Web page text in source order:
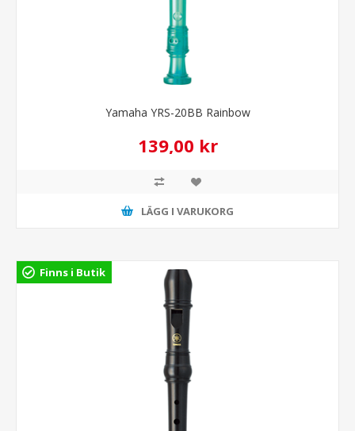
Yamaha YRS-20BB Rainbow
139,00 kr
LÄGG I VARUKORG
Finns i Butik